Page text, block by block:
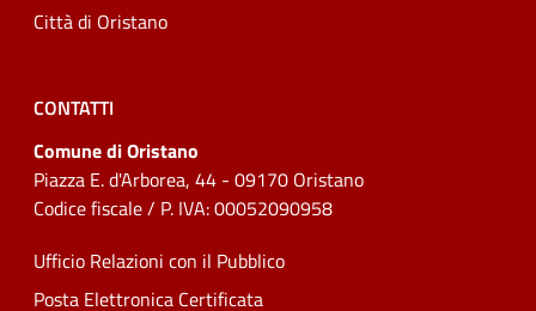
Città di Oristano
CONTATTI
Comune di Oristano
Piazza E. d'Arborea, 44 - 09170 Oristano
Codice fiscale / P. IVA: 00052090958
Ufficio Relazioni con il Pubblico
Posta Elettronica Certificata